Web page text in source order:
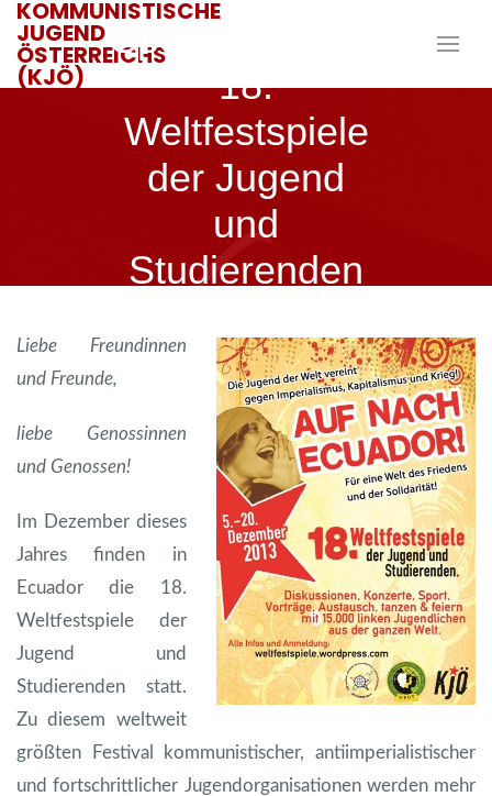
KOMMUNISTISCHE
JUGEND
ÖSTERREICHS
(KJÖ)
Spendenaufruf:
18.
Weltfestspiele
der Jugend
und
Studierenden
22. JULI 2013 JANIK
Liebe Freundinnen
und Freunde,
liebe Genossinnen
und Genossen!
Im Dezember dieses
Jahres finden in
Ecuador die 18.
Weltfestspiele der
Jugend und
Studierenden statt.
Zu diesem weltweit
größten Festival kommunistischer, antiimperialistischer
und fortschrittlicher Jugendorganisationen werden mehr